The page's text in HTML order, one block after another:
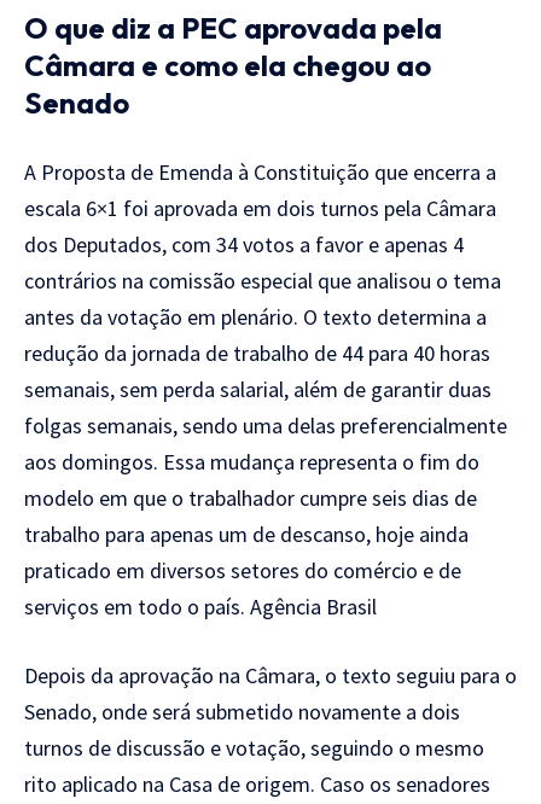
O que diz a PEC aprovada pela
Câmara e como ela chegou ao
Senado
A Proposta de Emenda à Constituição que encerra a
escala 6×1 foi aprovada em dois turnos pela Câmara
dos Deputados, com 34 votos a favor e apenas 4
contrários na comissão especial que analisou o tema
antes da votação em plenário. O texto determina a
redução da jornada de trabalho de 44 para 40 horas
semanais, sem perda salarial, além de garantir duas
folgas semanais,sendo uma delas preferencialmente
aos domingos. Essa mudança representa o fim do
modelo em que o trabalhador cumpre seis dias de
trabalho para apenas um de descanso, hoje ainda
praticado em diversos setores do comércio e de
serviços em todo o país. Agência Brasil
Depois da aprovação na Câmara, o texto seguiu para o
Senado, onde será submetido novamente a dois
turnos de discussão evotação, seguindo o mesmo
rito aplicado na Casa de origem. Caso os senadores